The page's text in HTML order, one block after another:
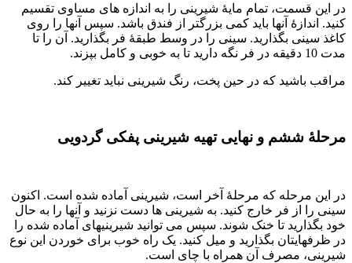
در این قسمت، تمام مایۀ شیرینی را به اندازه های مساوی تقسیم
کنید. اندازۀ آنها باید کمی بزرگتر از فندق باشد. سپس آنها را روی
کاغذ سینی بگذارید. سینی را در وسط طبقۀ فر بگذارید. آن را تا
مدت 10 دقیقه در فر نگه دارید تا به خوبی و کامل بپزند.
مراقب باشید که در حین پخت، رنگ شیرینی نباید تغییر کند.
مرحلۀ ششم و نهایی تهیه شیرینی پفکی گردویی
در این مرحله که مرحلۀ آخر است، شیرینی آماده شده است. اکنون
سینی را از فر خارج کنید. به شیرینی ها دست نزنید و آنها را به حال
خود بگذارید تا خنک شوند. سپس می توانید شیرینیهای آماده شده را
در ظرفهایتان بگذارید و میل کنید. یک راه خوب برای خوردن این نوع
شیرینی، مصرف آن همراه با چای است.